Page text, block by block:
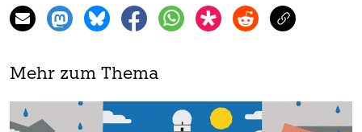
Mehr zum Thema